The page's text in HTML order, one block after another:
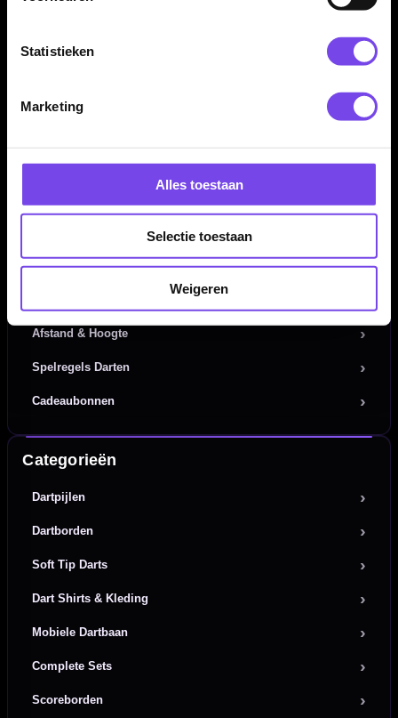
Statistieken
Marketing
Alles toestaan
Selectie toestaan
Weigeren
Handige links
Retouren en Ruilen
Betaalmogelijkheden
Order Verwerking
Afstand & Hoogte
Spelregels Darten
Cadeaubonnen
Categorieën
Dartpijlen
Dartborden
Soft Tip Darts
Dart Shirts & Kleding
Mobiele Dartbaan
Complete Sets
Scoreborden